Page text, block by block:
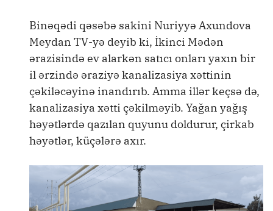
Binəqədi qəsəbə sakini Nuriyyə Axundova
Meydan TV-yə deyib ki, İkinci Mədən
ərazisində ev alarkən satıcı onları yaxın bir
il ərzində əraziyə kanalizasiya xəttinin
çəkiləcəyinə inandırıb. Amma illər keçsə də,
kanalizasiya xətti çəkilməyib. Yağan yağış
həyətlərdə qazılan quyunu doldurur, çirkab
həyətlər, küçələrə axır.